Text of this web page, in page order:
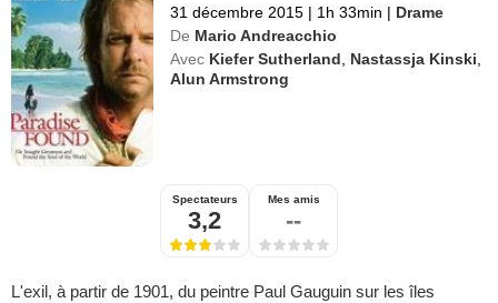
31 décembre 2015 | 1h 33min | Drame
De Mario Andreacchio
Avec Kiefer Sutherland Nastassja Kinski
Alun Armstrong
Spectateurs
3,2
Mes amis
--
L'exil, à partir de 1901, du peintre Paul Gauguin sur les îles